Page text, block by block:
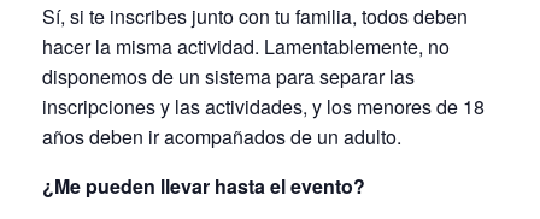
Sí, si te inscribes junto con tu familia, todos deben
hacer la misma actividad. Lamentablemente, no
disponemos de un sistema para separar las
inscripciones y las actividades, y los menores de 18
años deben ir acompañados de un adulto.
¿Me pueden llevar hasta el evento?